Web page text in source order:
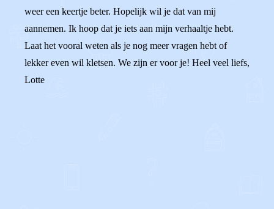
weer een keertje beter. Hopelijk wil je dat van mij
aannemen. Ik hoop dat je iets aan mijn verhaaltje hebt.
Laat het vooral weten als je nog meer vragen hebt of
lekker even wil kletsen. We zijn er voor je! Heel veel liefs,
Lotte